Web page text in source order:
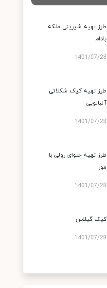
طرز تهیه شیرینی ملکه
بادام
1401/07/28
طرز تهیه کیک شکلاتی
آلبالویی
1401/07/28
طرز تهیه حلوای رولی با
موز
1401/07/28
کیک گیلاس
1401/07/28